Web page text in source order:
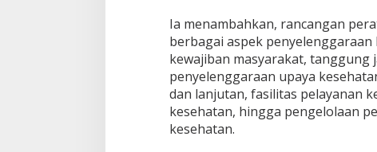
Ia menambahkan, rancangan
berbagai aspek
kewajiban masyarakat, tanggung
penyelenggaraan upaya
dan lanjutan, fasilitas pelayanan
kesehatan, hingga pengelolaan
kesehatan.